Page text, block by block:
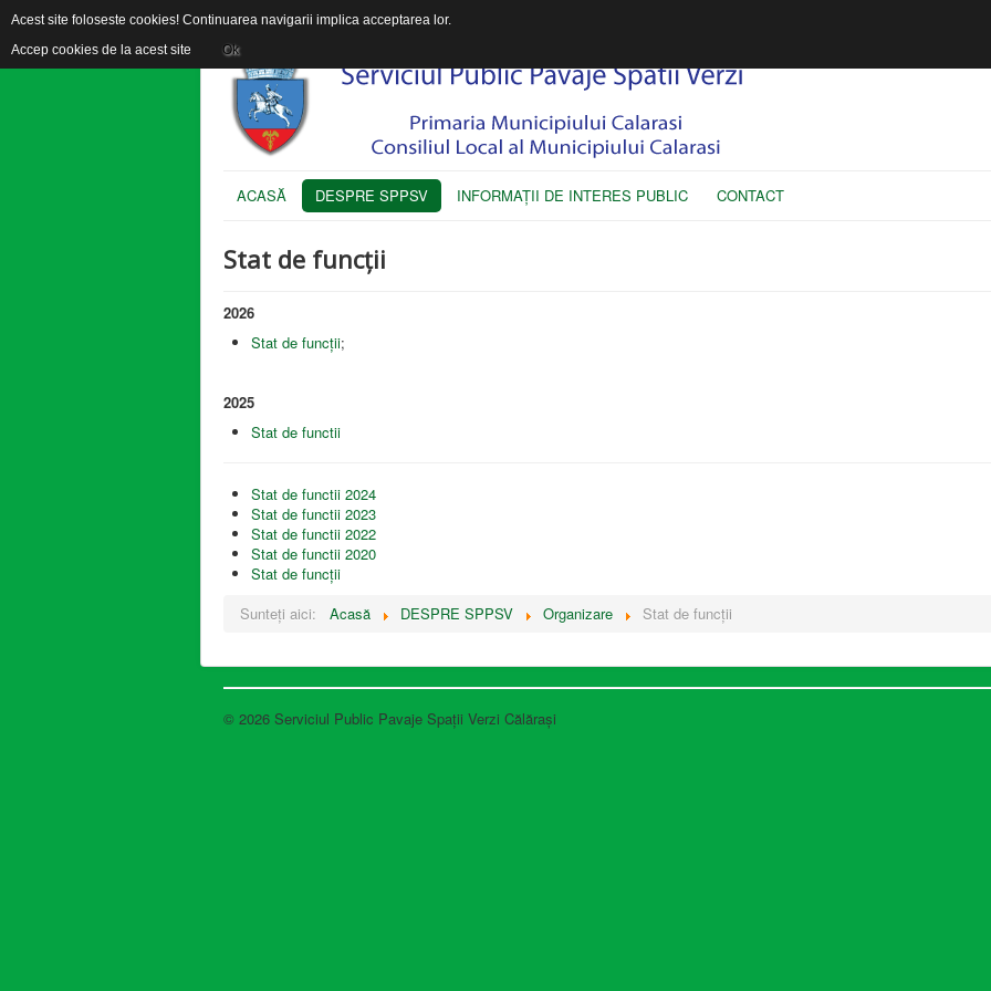
ACASĂ DESPRE SPPSV INFORMAŢII DE INTERES PUBLIC CONTACT
Stat de funcții
2026
Stat de funcții;
2025
Stat de functii
Stat de functii 2024
Stat de functii 2023
Stat de functii 2022
Stat de functii 2020
Stat de funcții
Sunteți aici:
Acasă DESPRE SPPSV Organizare Stat de funcții
© 2026 Serviciul Public Pavaje Spații Verzi Călărași
Acest site foloseste cookies! Continuarea navigarii implica acceptarea lor.
Accep cookies de la acest site
Ok